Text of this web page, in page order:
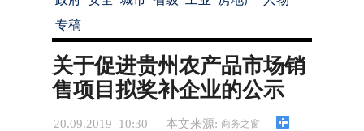
专稿
关于促进贵州农产品市场销
售项目拟奖补企业的公示
20.09.2019 10:30 本文来源: 商务之窗